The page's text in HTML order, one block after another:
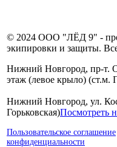
© 2024 ООО "ЛЁД 9" -
экипировки и защиты.
Нижний Новгород, пр-т.
этаж (левое крыло) (ст.м.
Нижний Новгород, ул.
Горьковская)Посмотреть
Пользовательское соглашение
конфиденциальности